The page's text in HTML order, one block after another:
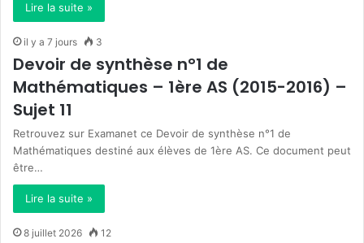
Lire la suite »
il y a 7 jours 3
Devoir de synthèse n°1 de
Mathématiques – 1ère AS (2015-2016) –
Sujet 11
Retrouvez sur Examanet ce Devoir de synthèse n°1 de
Mathématiques destiné aux élèves de 1ère AS. Ce document peut
être…
Lire la suite »
8 juillet 2026 12